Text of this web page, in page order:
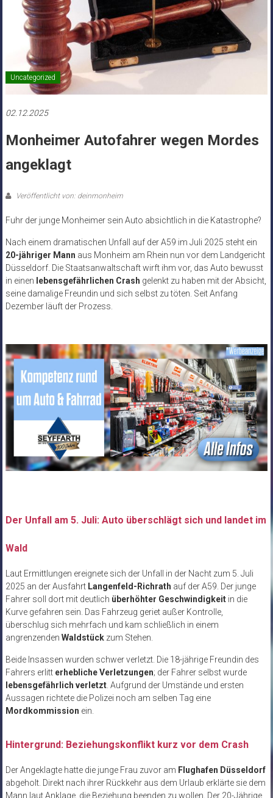
Uncategorized
02.12.2025
Monheimer Autofahrer wegen Mordes
angeklagt
Veröffentlicht von: deinmonheim
Fuhr der junge Monheimer sein Auto absichtlich in die Katastrophe?
Nach einem dramatischen Unfall auf der A59 im Juli 2025 steht ein
20-jähriger Mann aus Monheim am Rhein nun vor dem Landgericht
Düsseldorf. Die Staatsanwaltschaft wirft ihm vor, das Auto bewusst
in einen lebensgefährlichen Crash gelenkt zu haben mit der Absicht,
seine damalige Freundin und sich selbst zu töten. Seit Anfang
Dezember läuft der Prozess.
Der Unfall am 5. Juli: Auto überschlägt sich und landet im
Wald
Laut Ermittlungen ereignete sich der Unfall in der Nacht zum 5. Juli
2025 an der Ausfahrt Langenfeld-Richrath auf der A59. Der junge
Fahrer soll dort mit deutlich überhöhter Geschwindigkeitin die
Kurve gefahren sein. Das Fahrzeug geriet außer Kontrolle,
überschlug sich mehrfach und kam schließlich in einem
angrenzenden Waldstückzum Stehen.
Beide Insassen wurden schwer verletzt. Die 18-jährige Freundin des
Fahrers erlitt erhebliche Verletzungen; der Fahrer selbst wurde
lebensgefährlich verletzt. Aufgrund der Umstände und ersten
Aussagen richtete die Polizei noch am selben Tag eine
Mordkommission ein.
Hintergrund: Beziehungskonflikt kurz vor dem Crash
Der Angeklagte hatte die junge Frau zuvor am Flughafen Düsseldorf
abgeholt. Direkt nach ihrer Rückkehr aus dem Urlaub erklärte sie dem
Mann laut Anklage, die Beziehung beenden zu wollen. Der 20-Jährige